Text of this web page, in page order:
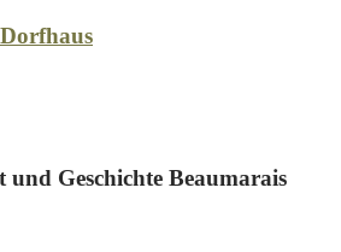
Geschichte Beaumarais